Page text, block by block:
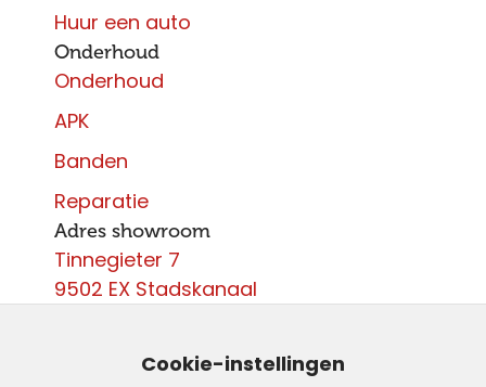
Huur een auto
Onderhoud
Onderhoud
APK
Banden
Reparatie
Adres showroom
Tinnegieter 7
9502 EX Stadskanaal
Cookie-instellingen